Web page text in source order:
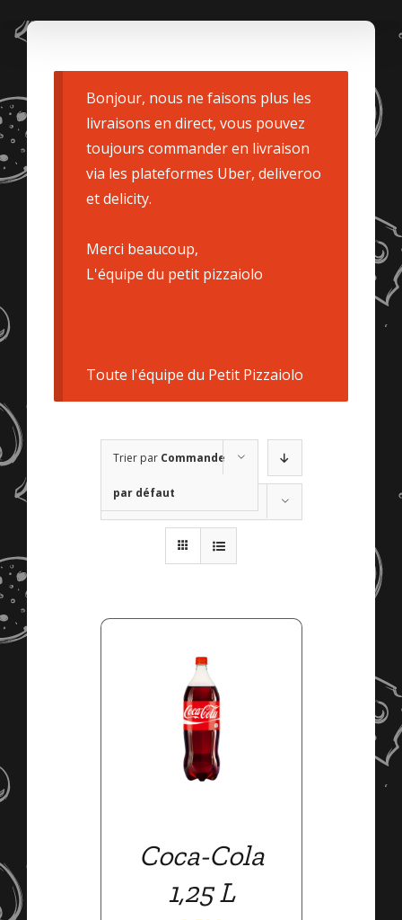
Bonjour, nous ne faisons plus les
livraisons en direct, vous pouvez
toujours commander en livraison
via les plateformes Uber, deliveroo
et delicity.
Merci beaucoup,
L'équipe du petit pizzaiolo
Toute l'équipe du Petit Pizzaiolo
Trier par Commande
par défaut
Montrer24 produits
Coca-Cola
1,25 L